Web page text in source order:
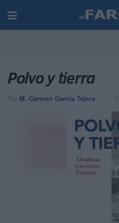
Polvo y tierra
Por M. Carmen García Tejera